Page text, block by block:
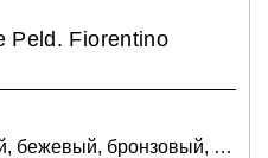
Peld. Fiorentino
бежево-коричневый, бежевый, бронзовый, коричневый, светло-серый